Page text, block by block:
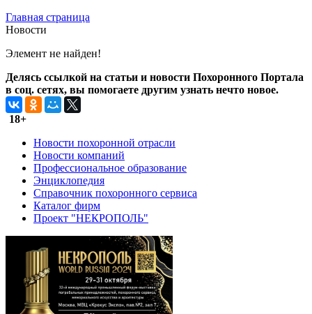
Главная страница
Новости
Элемент не найден!
Делясь ссылкой на статьи и новости Похоронного Портала
в соц. сетях, вы помогаете другим узнать нечто новое.
18+
Новости похоронной отрасли
Новости компаний
Профессиональное образование
Энциклопедия
Справочник похоронного сервиса
Каталог фирм
Проект "НЕКРОПОЛЬ"